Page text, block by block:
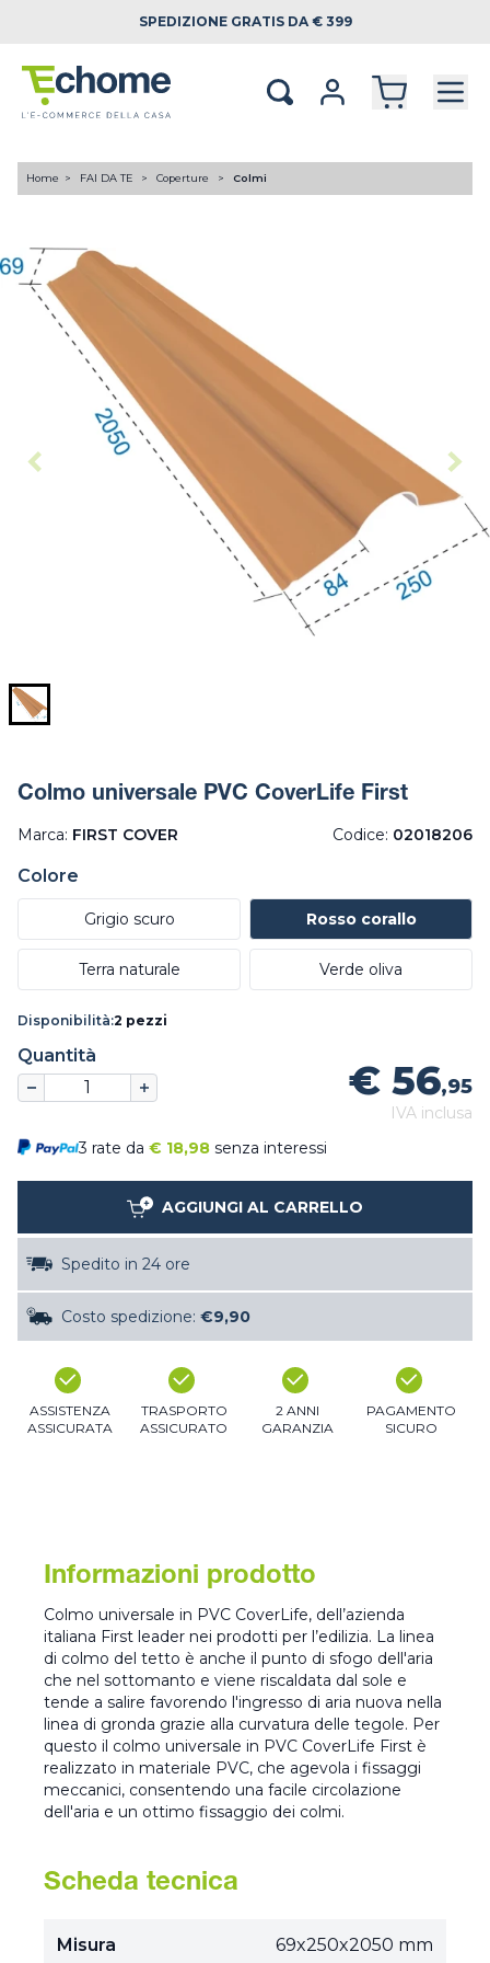
SPEDIZIONE GRATIS DA € 399
Home FAI DA TE Coperture Colmi
Colmo universale PVC CoverLife First
Marca: FIRST COVER Codice: 02018206
Colore
Grigio scuro Rosso corallo
Terra naturale Verde oliva
Disponibilità:2 pezzi
Quantità
€ 56,95
IVA inclusa
3 rate da € 18,98 senza interessi
AGGIUNGI AL CARRELLO
Spedito in 24 ore
Costo spedizione: €9,90
ASSISTENZA
ASSICURATA
TRASPORTO
ASSICURATO
2 ANNI
GARANZIA
PAGAMENTO
SICURO
Informazioni prodotto
Colmo universale in PVC CoverLife, dell’azienda
italiana First leader nei prodotti per l’edilizia. La linea
di colmo del tetto è anche il punto di sfogo dell'aria
che nel sottomanto e viene riscaldata dal sole e
tende a salire favorendo l'ingresso di aria nuova nella
linea di gronda grazie alla curvatura delle tegole. Per
questo il colmo universale in PVC CoverLife First è
realizzato in materiale PVC, che agevola i fissaggi
meccanici, consentendo una facile circolazione
dell'aria e un ottimo fissaggio dei colmi.
Scheda tecnica
Misura 69x250x2050 mm